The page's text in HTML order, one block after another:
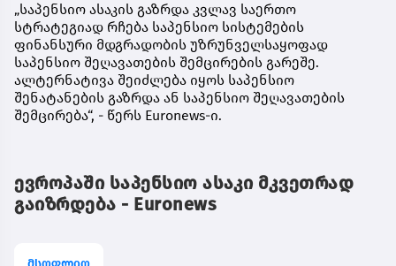
„საპენსიო ასაკის გაზრდა კვლავ საერთო
სტრატეგიად რჩება საპენსიო სისტემების
ფინანსური მდგრადობის უზრუნველსაყოფად
საპენსიო შეღავათების შემცირების გარეშე.
ალტერნატივა შეიძლება იყოს საპენსიო
შენატანების გაზრდა ან საპენსიო შეღავათების
შემცირება“, - წერს Euronews-ი.
ევროპაში საპენსიო ასაკი მკვეთრად
გაიზრდება - Euronews